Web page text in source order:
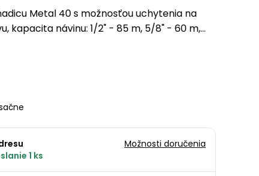
Metal 40 s možnosťou uchytenia na
kapacita návinu: 1/2" - 85 m, 5/8" - 60 m,
1 ks
Možnosti doručenia